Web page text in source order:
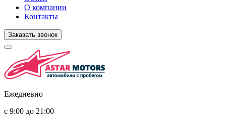
О компании
Контакты
Заказать звонок
Ежедневно
с 9:00 до 21:00